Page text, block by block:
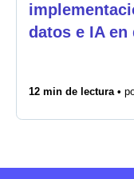
datos e IA
12 min de lectura •